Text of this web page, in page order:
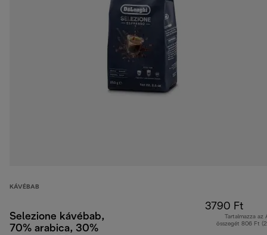
KÁVÉBAB
Selezione kávébab,
70% arabica, 30%
3790 Ft
Tartalmazza az
összegét 806 Ft